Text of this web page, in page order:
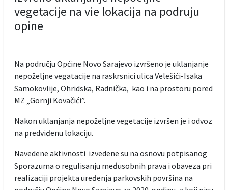
vegetacije na vie lokacija na podruju
opine
Na području Općine Novo Sarajevo izvršeno je uklanjanje
nepoželjne vegatacije na raskrsnici ulica Velešići-Isaka
Samokovlije, Ohridska, Radnička, kao i na prostoru pored
MZ „Gornji Kovačići”.
Nakon uklanjanja nepoželjne vegetacije izvršen je i odvoz
na predviđenu lokaciju.
Navedene aktivnosti izvedene su na osnovu potpisanog
Sporazuma o regulisanju međusobnih prava i obaveza pri
realizaciji projekta uređenja parkovskih površina na